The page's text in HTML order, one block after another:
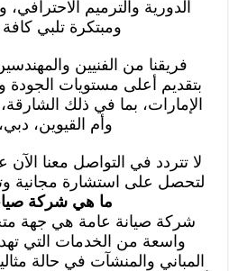
الدورية والترميم
ومبتكرة تلبي كافة
فريقنا من الفنيين
بتقديم أعلى مستويات الجودة
الإمارات، بما في ذلك
وأم القيوين،
لتحصل على استشارة مجانية
ما هي شركة
شركة صيانة عامة هي جهة
واسعة من الخدمات التي
المباني والمنشآت في حالة